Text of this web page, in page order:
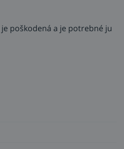
poškodená a je potrebné ju